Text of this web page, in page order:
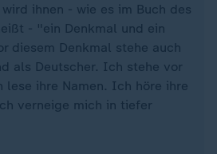
wird ihnen - wie es im Buch des
- "ein Denkmal und ein
diesem Denkmal stehe auch
als Deutscher. Ich stehe vor
lese ihre Namen. Ich höre ihre
verneige mich in tiefer